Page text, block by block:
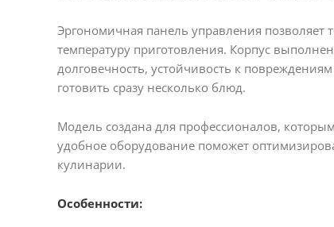
Эргономичная панель управления
температуру приготовления. Корпус
долговечность, устойчивость к
готовить сразу несколько блюд.
Модель создана для профессионалов,
удобное оборудование поможет
кулинарии.
Особенности: